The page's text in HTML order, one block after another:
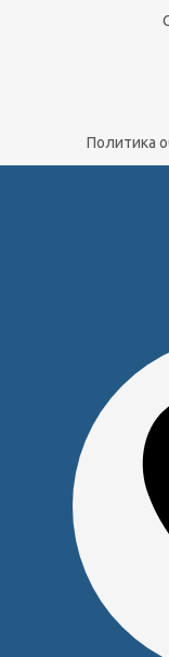
Политика
+7 (391)